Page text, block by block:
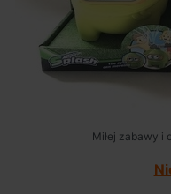
Miłej zabawy i